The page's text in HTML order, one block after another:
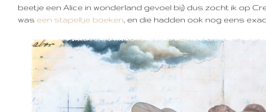
beetje een Alice in wonderland gevoel bij) dus zocht ik op
was een stapeltje boeken, en die hadden ook nog eens